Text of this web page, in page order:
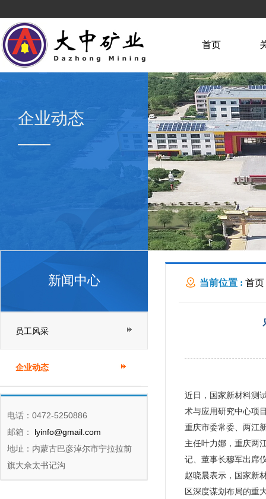
首页
企业动态
新闻中心
员工风采
企业动态
电话：0472-5250886
邮箱：
lyinfo@gmail.com
地址：内蒙古巴彦淖尔市宁拉拉前
旗大佘太书记沟
当前位置 : 首页
近日，国家新材料测
术与应用研究中心项
重庆市委常委、两江
主任叶力娜，重庆两
记、董事长穆军出席
赵晓晨表示，国家新
区深度谋划布局的重